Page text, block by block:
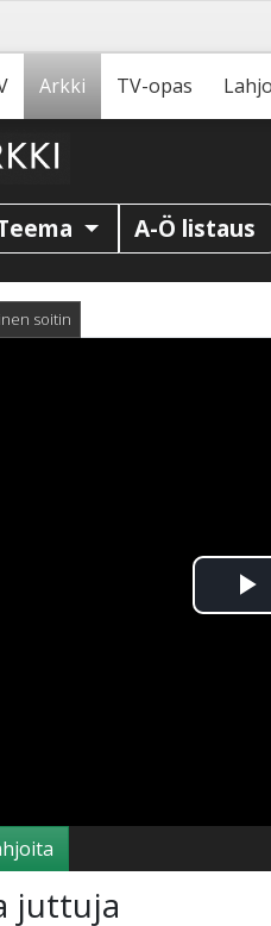
Arkki TV-opas
A-Ö listaus
soitin
juttuja